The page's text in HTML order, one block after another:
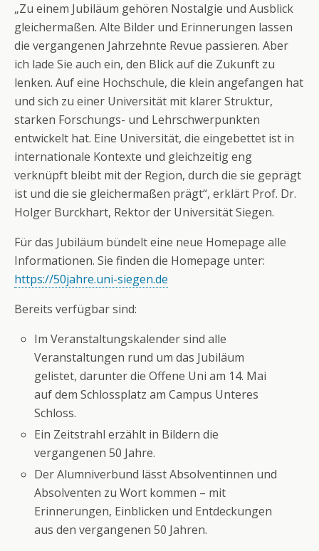
„Zu einem Jubiläum gehören Nostalgie und Ausblick
gleichermaßen. Alte Bilder und Erinnerungen lassen
die vergangenen Jahrzehnte Revue passieren. Aber
ich lade Sie auch ein, den Blick auf die Zukunft zu
lenken. Auf eine Hochschule, die klein angefangen hat
und sich zu einer Universität mit klarer Struktur,
starken Forschungs- und Lehrschwerpunkten
entwickelt hat. Eine Universität, die eingebettet ist in
internationale Kontexte und gleichzeitig eng
verknüpft bleibt mit der Region, durch die sie geprägt
ist und die sie gleichermaßen prägt“, erklärt Prof. Dr.
Holger Burckhart, Rektor der Universität Siegen.
Für das Jubiläum bündelt eine neue Homepage alle
Informationen. Sie finden die Homepage unter:
https://50jahre.uni-siegen.de
Bereits verfügbar sind:
Im Veranstaltungskalender sind alle
Veranstaltungen rund um das Jubiläum
gelistet, darunter die Offene Uni am 14. Mai
auf dem Schlossplatz am Campus Unteres
Schloss.
Ein Zeitstrahl erzählt in Bildern die
vergangenen 50 Jahre.
Der Alumniverbund lässt Absolventinnen und
Absolventen zu Wort kommen – mit
Erinnerungen, Einblicken und Entdeckungen
aus den vergangenen 50 Jahren.